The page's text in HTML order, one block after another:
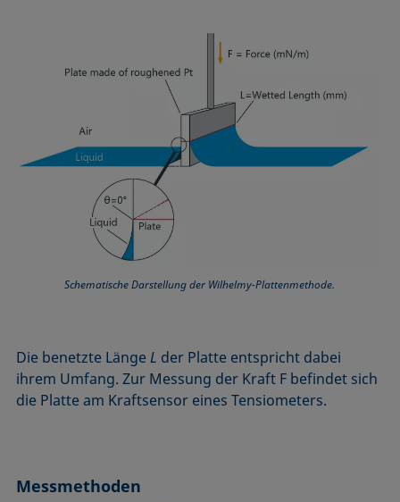
Oberflächenalter
Schematische Darstellung der Wilhelmy-Plattenmethode.
Die benetzte LängeL der Platte entspricht dabei
ihrem Umfang. Zur Messung der Kraft F befindet sich
die Platte am Kraftsensor eines Tensiometers.
Messmethoden